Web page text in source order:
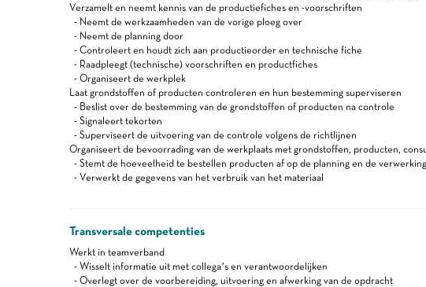
Verzamelt en neemt kennis van de productiefiches en -voorschriften
- Neemt de werkzaamheden van de vorige ploeg over
- Neemt de planning door
- Controleert en houdt zich aan productieorder en technische fiche
- Raadpleegt (technische) voorschriften en productfiches
- Organiseert de werkplek
Laat grondstoffen of producten controleren en hun bestemming superviseren
- Beslist over de bestemming van de grondstoffen of producten na controle
- Signaleert tekorten
- Superviseert de uitvoering van de controle volgens de richtlijnen
Organiseert de bevoorrading van de werkplaats met grondstoffen, producten,
- Stemt de hoeveelheid te bestellen producten af op de planning en de
- Verwerkt de gegevens van het verbruik van het materiaal
Transversale competenties
Werkt in teamverband
- Wisselt informatie uit met collega’s en verantwoordelijken
- Overlegt over de voorbereiding, uitvoering en afwerking van de opdracht